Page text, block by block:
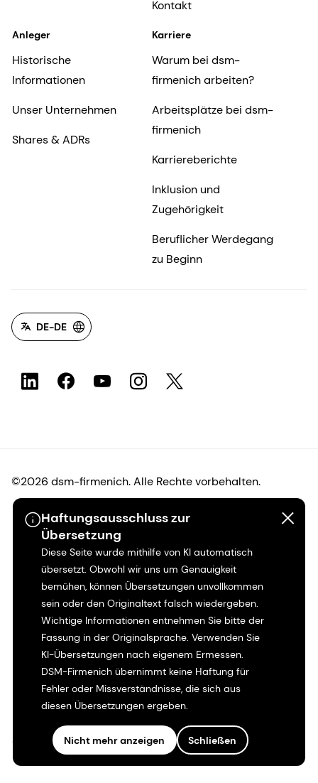
Haftungsausschluss zur
Übersetzung
Diese Seite wurde mithilfe von KI automatisch
übersetzt. Obwohl wir uns um Genauigkeit
bemühen, können Übersetzungen unvollkommen
sein oder den Originaltext falsch wiedergeben.
Wichtige Informationen entnehmen Sie bitte der
Fassung in der Originalsprache. Verwenden Sie
KI-Übersetzungen nach eigenem Ermessen.
DSM-Firmenich übernimmt keine Haftung für
Fehler oder Missverständnisse, die sich aus
diesen Übersetzungen ergeben.
Nicht mehr anzeigen Schließen
Kontakt
Anleger
Historische
Informationen
Unser Unternehmen
Shares & ADRs
Karriere
Warum bei dsm-
firmenich arbeiten?
Arbeitsplätze bei dsm-
firmenich
Karriereberichte
Inklusion und
Zugehörigkeit
Beruflicher Werdegang
zu Beginn
DE-DE
©2026 dsm-firmenich. Alle Rechte vorbehalten.
Hinweis zum Datenschutz
Bedingungen für die Nutzung
Bedingungen und Konditionen
Kalifornien-Transparenz
Erklärung zur Zugänglichkeit
Rechtliche Informationen
Sitemap